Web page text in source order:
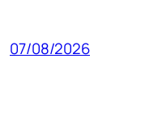
07/08/2026